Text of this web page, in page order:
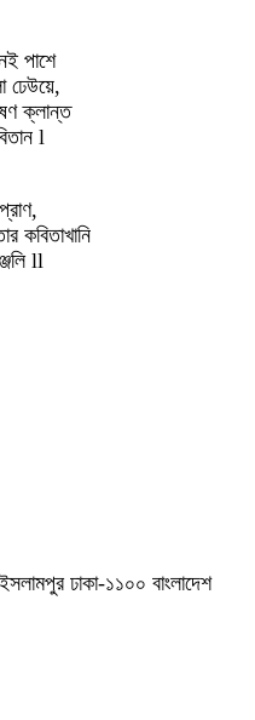
পাশে
ঢেউয়ে,
ক্লান্ত
l
কবিতাখানি
ll
ঢাকা-১১০০ বাংলাদেশ